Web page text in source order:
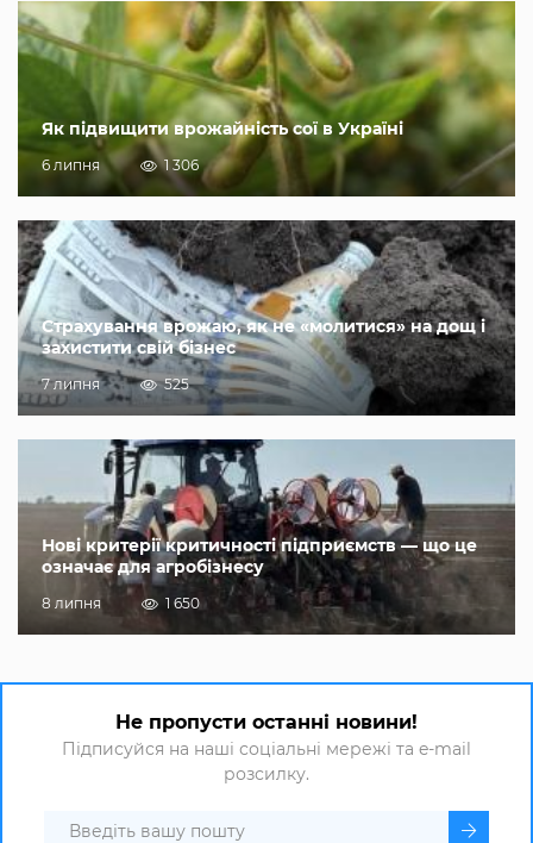
Як підвищити врожайність сої в Україні
6 липня 1 306
Страхування врожаю, як не «молитися» на дощ і
захистити свій бізнес
7 липня 525
Нові критерії критичності підприємств — що це
означає для агробізнесу
8 липня 1 650
Не пропусти останні новини!
Підписуйся на наші соціальні мережі та e-mail
розсилку.